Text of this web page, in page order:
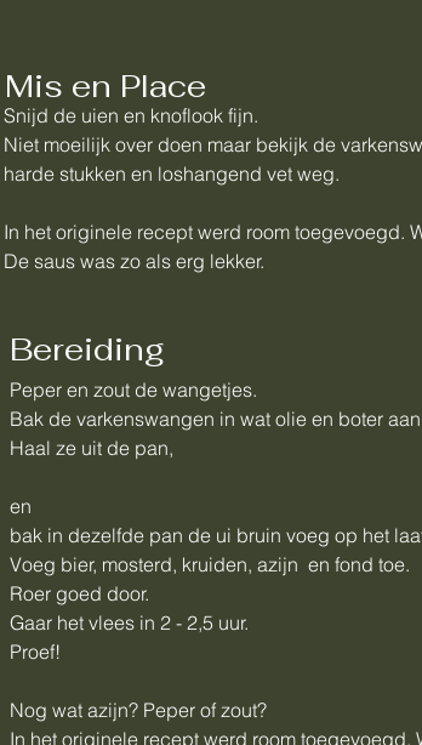
Mis en Place
Snijd de uien en knoflook fijn.
Niet moeilijk over doen maar bekijk de
harde stukken en loshangend vet weg.
In het originele recept werd room toegevoegd.
De saus was zo als erg lekker.
Bereiding
Peper en zout de wangetjes.
Bak de varkenswangen in wat olie en boter
Haal ze uit de pan,
en
bak in dezelfde pan de ui bruin voeg op het
Voeg bier, mosterd, kruiden, azijn en fond toe.
Roer goed door.
Gaar het vlees in 2 - 2,5 uur.
Proef!
Nog wat azijn? Peper of zout?
In het originele recept werd room